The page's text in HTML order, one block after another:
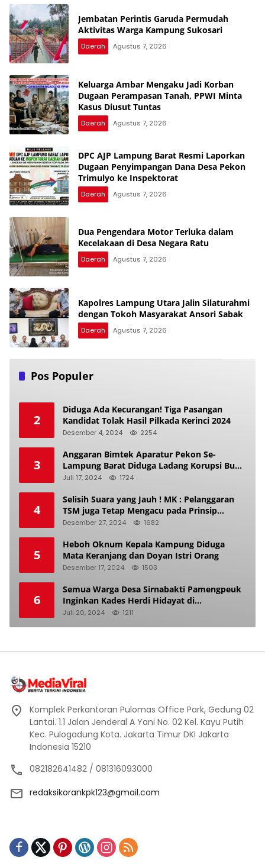
Jembatan Perintis Garuda Permudah
Aktivitas Warga Kampung Sukosari
Daerah Agustus 7, 2026
Keluarga Ambar Mengaku Jadi Korban
Dugaan Perampasan Tanah, PPWI Minta
Kasus Diusut Tuntas
Daerah Agustus 7, 2026
DPC AJP Lampung Barat Resmi Laporkan
Dugaan Penyimpangan Dana Desa Pekon
Trimulyo ke Inspektorat
Daerah Agustus 7, 2026
Dua Pengendara Motor Terluka dalam
Kecelakaan di Desa Negara Ratu
Daerah Agustus 7, 2026
Kapolres Lampung Utara Jalin Silaturahmi
dengan Tokoh Masyarakat Ansori Sabak
Daerah Agustus 7, 2026
Pos Populer
2
Diduga Ada Kecurangan! Tiga Pasangan
Kandidat Tolak Hasil Pilkada Kerinci 2024
Desember 4, 2024 2254
3
Anggaran Bimtek Aparatur Pekon Se-
Lampung Barat Diduga Ladang Korupsi Buat
Makan Anak Istri
Juli 17, 2024 1724
4
Selisih Suara yang Jauh ! MK : Pelanggaran
TSM juga Tetap Mengacu pada Prinsip
Keadilan Pemilu
Desember 27, 2024 1682
5
Heboh Oknum Kepala Kampung Diduga
Mata Keranjang dan Doyan Istri Orang
Desember 17, 2024 1503
6
Semua Warga Desa Sirnabakti Pamengpeuk
Inginkan Kades Herdi Hidayat di
Berhentikan Dari Jabatan nya
Juli 20, 2024 1211
Komplek Perkantoran Pulomas Office Park, Gedung 02
Lantai. 1.1 Jalan Jenderal A Yani No. 02 Kel. Kayu Putih
Kec. Pulogadung Kota. Jakarta Timur DKI Jakarta
Indonesia 15210
082182641482 / 081316093000
redaksikorankpk123@gmail.com